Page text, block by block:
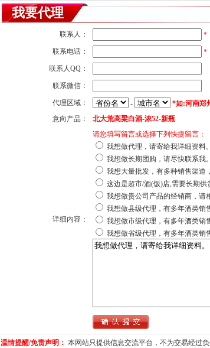
我要代理
联系人： *
联系电话：
*
联系人QQ：
联系微信：
代理区域： -
*如:河南郑
意向产品：
北大荒高粱白酒-浓52-新瓶
详细内容：
请您填写留言或选择下列快捷留言：
我想做代理，请寄给我详细资料。
我想做长期团购，请尽快联系我。
我想大量批发，有多种销售渠道
这边是超市/酒(饭)店,需要长期供
我想做贵公司产品的经销商，请
我想做县级代理，有多年酒类销
我想做市级代理，有多年酒类销
我想做省级代理，有多年酒类销
温情提醒/免责声明： 本网站只提供信息交流平台，不为交易经过